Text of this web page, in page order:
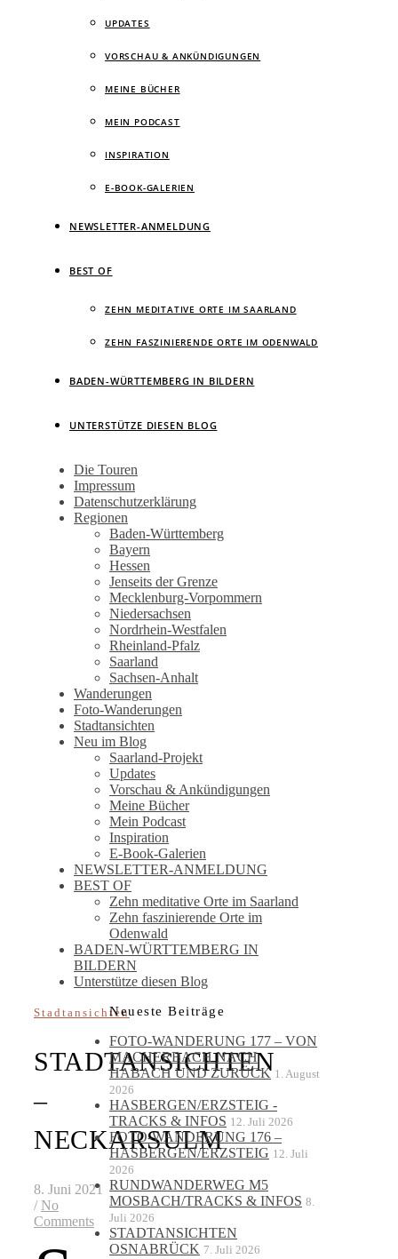
UPDATES
VORSCHAU & ANKÜNDIGUNGEN
MEINE BÜCHER
MEIN PODCAST
INSPIRATION
E-BOOK-GALERIEN
NEWSLETTER-ANMELDUNG
BEST OF
ZEHN MEDITATIVE ORTE IM SAARLAND
ZEHN FASZINIERENDE ORTE IM ODENWALD
BADEN-WÜRTTEMBERG IN BILDERN
UNTERSTÜTZE DIESEN BLOG
Wandertagebuch von Torsten
Wirschum
Die Touren
Impressum
Datenschutzerklärung
Regionen
Baden-Württemberg
Bayern
Hessen
Jenseits der Grenze
Mecklenburg-Vorpommern
Niedersachsen
Nordrhein-Westfalen
Rheinland-Pfalz
Saarland
Sachsen-Anhalt
Wanderungen
Foto-Wanderungen
Stadtansichten
Neu im Blog
Saarland-Projekt
Updates
Vorschau & Ankündigungen
Meine Bücher
Mein Podcast
Inspiration
E-Book-Galerien
NEWSLETTER-ANMELDUNG
BEST OF
Zehn meditative Orte im Saarland
Zehn faszinierende Orte im
Odenwald
BADEN-WÜRTTEMBERG IN
BILDERN
Unterstütze diesen Blog
Stadtansichten
STADTANSICHTEN
–
NECKARSULM
8. Juni 2021
/ No
Comments
Neueste Beiträge
FOTO-WANDERUNG 177 – VON
MACHERBACH NACH
HABACH UND ZURÜCK 1. August
2026
HASBERGEN/ERZSTEIG -
TRACKS & INFOS 12. Juli 2026
FOTO-WANDERUNG 176 –
HASBERGEN/ERZSTEIG 12. Juli
2026
RUNDWANDERWEG M5
MOSBACH/TRACKS & INFOS 8.
Juli 2026
STADTANSICHTEN
OSNABRÜCK 7. Juli 2026